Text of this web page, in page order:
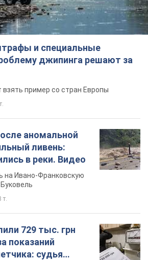
и специальные
джипинга решают за
пример со стран Европы
аномальной
ливень:
в реки. Видео
на Ивано-Франковскую
т.
729 тыс. грн
показаний
судья